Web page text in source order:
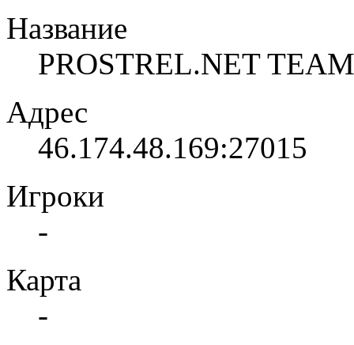
Название
PROSTREL.NET
Адрес
46.174.48.169:27015
Игроки
-
Карта
-